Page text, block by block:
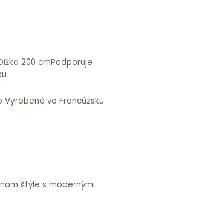
Vyrobené vo Francúzsku
štýle s modernými